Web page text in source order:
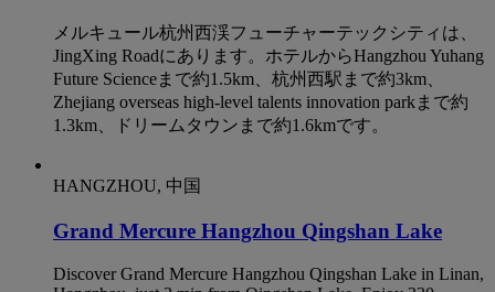
メルキュール杭州西渓フューチャーテックシティは、
JingXing Roadにあります。ホテルからHangzhou Yuhang
Future Scienceまで約1.5km、杭州西駅まで約3km、
Zhejiang overseas high-level talents innovation parkまで約
1.3km、ドリームタウンまで約1.6kmです。
HANGZHOU, 中国
Grand Mercure Hangzhou Qingshan Lake
Discover Grand Mercure Hangzhou Qingshan Lake in Linan,